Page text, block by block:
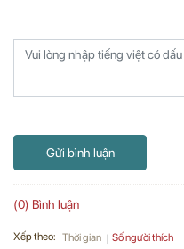
Gửi bình luận
(0) Bình luận
Xếp theo: Thời gian Số người thích